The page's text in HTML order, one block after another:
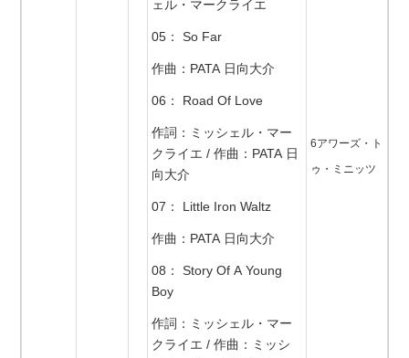
ェル・マークライエ
05： So Far
作曲：PATA 日向大介
06： Road Of Love
作詞：ミッシェル・マー
クライエ / 作曲：PATA 日
向大介
07： Little Iron Waltz
作曲：PATA 日向大介
08： Story Of A Young
Boy
作詞：ミッシェル・マー
クライエ / 作曲：ミッシ
6アワーズ・ト
ゥ・ミニッツ